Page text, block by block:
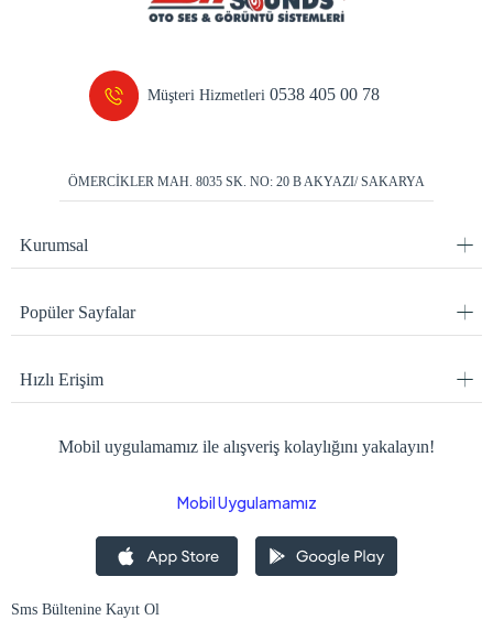
Müşteri Hizmetleri0538 405 00 78
ÖMERCİKLER MAH. 8035 SK. NO: 20 B AKYAZI/ SAKARYA
Kurumsal
Popüler Sayfalar
Hızlı Erişim
Mobil uygulamamız ile alışveriş kolaylığını yakalayın!
Mobil Uygulamamız
Sms Bültenine Kayıt Ol